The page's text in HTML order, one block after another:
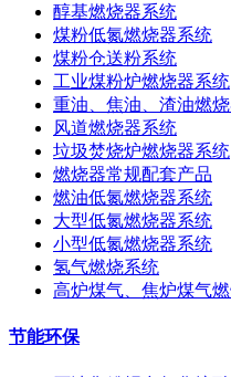
醇基燃烧器系统
煤粉低氮燃烧器系统
煤粉仓送粉系统
工业煤粉炉燃烧器系统
重油、焦油、渣油燃
风道燃烧器系统
垃圾焚烧炉燃烧器系统
燃烧器常规配套产品
燃油低氮燃烧器系统
大型低氮燃烧器系统
小型低氮燃烧器系统
氢气燃烧系统
高炉煤气、焦炉煤气
节能环保